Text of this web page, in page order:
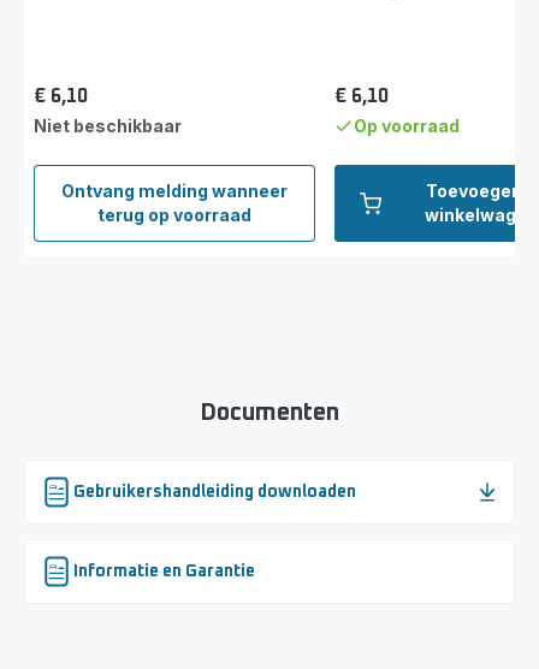
Ontvang melding wanneer
terug op voorraad
Achterrooster
CS-
Prijs
€ 6,10
Niet beschikbaar
Toevoegen
Prijs
€ 6,10
Op voorraad
Documenten
Gebruikershandleiding downloaden
Informatie en Garantie